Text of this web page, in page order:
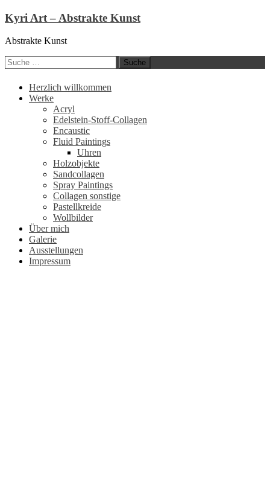
Kyri Art – Abstrakte Kunst
Abstrakte Kunst
Suche
nach:
Zum
Inhalt
Herzlich willkommen
Werke
Acryl
Edelstein-Stoff-Collagen
Encaustic
Fluid Paintings
Uhren
Holzobjekte
Sandcollagen
Spray Paintings
Collagen sonstige
Pastellkreide
Wollbilder
Über mich
Galerie
Ausstellungen
Impressum